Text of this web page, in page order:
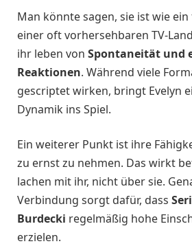
Man könnte sagen, sie ist wie
einer oft vorhersehbaren TV-
ihr leben von Spontaneität und
Reaktionen. Während viele
gescriptet wirken, bringt Evelyn
Dynamik ins Spiel.
Ein weiterer Punkt ist ihre
zu ernst zu nehmen. Das wirkt
lachen mit ihr, nicht über sie.
Verbindung sorgt dafür, dass
Burdecki regelmäßig hohe
erzielen.